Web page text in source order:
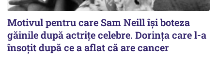
Motivul pentru care Sam Neill își boteza
găinile după actrițe celebre. Dorința care l-a
însoțit după ce a aflat că are cancer